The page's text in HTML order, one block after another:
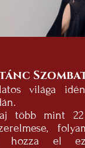
világa
több mint
hozza el